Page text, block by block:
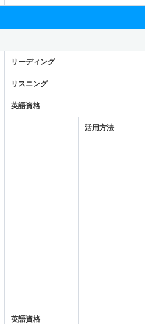
リーディング
リスニング
英語資格
英語資格
活用方法